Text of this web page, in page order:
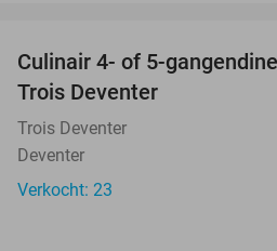
Culinair 4- of 5-
Trois Deventer
Trois Deventer
Deventer
Verkocht: 23